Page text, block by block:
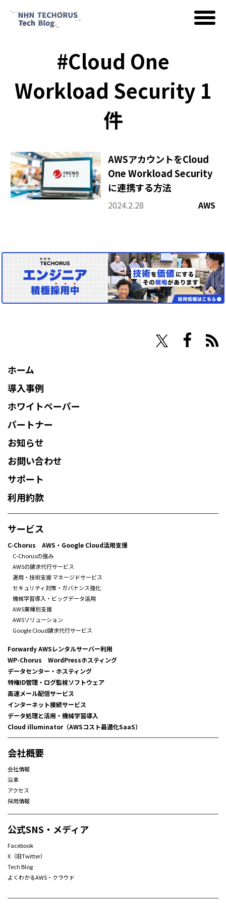
AWS
Google Cloud
イベント
コラム
#Cloud One
Workload Security 1
件
AWSアカウントをCloud
One Workload Security
に連携する方法
2024.2.28 AWS
ホーム
導入事例
ホワイトペーパー
パートナー
お知らせ
お問い合わせ
サポート
利用約款
サービス
C-Chorus AWS・Google Cloud活用支援
C-Chorusの強み
AWSの請求代行サービス
運用・技術支援 マネージドサービス
セキュリティ対策・ガバナンス強化
機械学習導入・ビッグデータ活用
AWS業種別支援
AWSソリューション
Google Cloud請求代行サービス
Forwardy AWSレンタルサーバー利用
WP-Chorus WordPressホスティング
データセンター・ホスティング
特権ID管理・ログ監視ソフトウェア
高速メール配信サービス
インターネット接続サービス
データ処理と活用・機械学習導入
Cloud illuminator（AWSコスト最適化SaaS）
会社概要
会社情報
沿革
アクセス
採用情報
公式SNS・メディア
Facebook
X（旧Twitter）
Tech Blog
よくわかるAWS・クラウド